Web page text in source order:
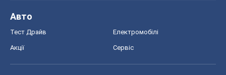
Авто
Тест Драйв Електромобілі
Акції Сервіс